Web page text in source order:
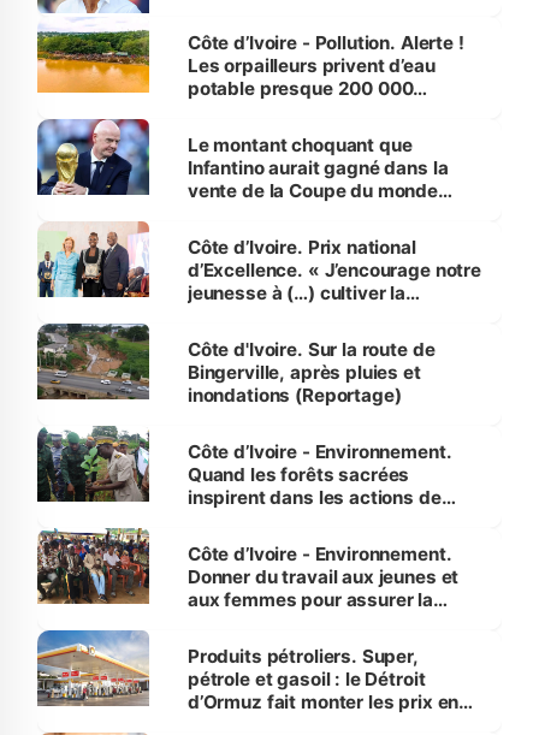
Côte d’Ivoire - Pollution. Alerte !
Les orpailleurs privent d’eau
potable presque 200 000
Le montant choquant que
Infantino aurait gagné dans la
vente de la Coupe du monde
Côte d’Ivoire. Prix national
d’Excellence. « J’encourage notre
jeunesse à (…) cultiver la
(Alassane Ouattara
Côte d'Ivoire. Sur la route de
Bingerville, après pluies et
inondations (Reportage)
Côte d’Ivoire - Environnement.
Quand les forêts sacrées
inspirent dans les actions de
Côte d’Ivoire - Environnement.
Donner du travail aux jeunes et
aux femmes pour assurer la
menacées
Produits pétroliers. Super,
pétrole et gasoil : le Détroit
d’Ormuz fait monter les prix en